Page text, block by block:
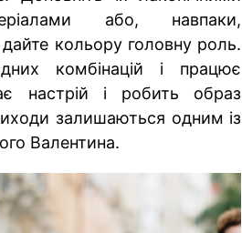
або, навпаки,
кольору головну роль.
комбінацій і працює
настрій і робить образ
залишаються одним із
Валентина.